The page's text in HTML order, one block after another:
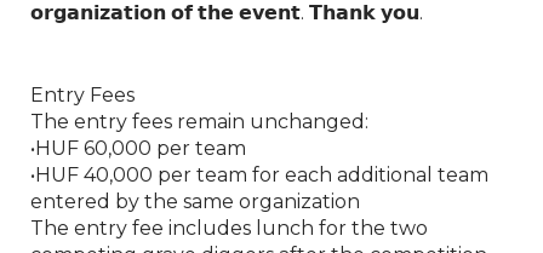
𝗼𝗿𝗴𝗮𝗻𝗶𝘇𝗮𝘁𝗶𝗼𝗻 𝗼𝗳 𝘁𝗵𝗲 𝗲𝘃𝗲𝗻𝘁. 𝗧𝗵𝗮𝗻𝗸 𝘆𝗼𝘂.
Entry Fees
The entry fees remain unchanged:
•HUF 60,000 per team
•HUF 40,000 per team for each additional team
entered by the same organization
The entry fee includes lunch for the two